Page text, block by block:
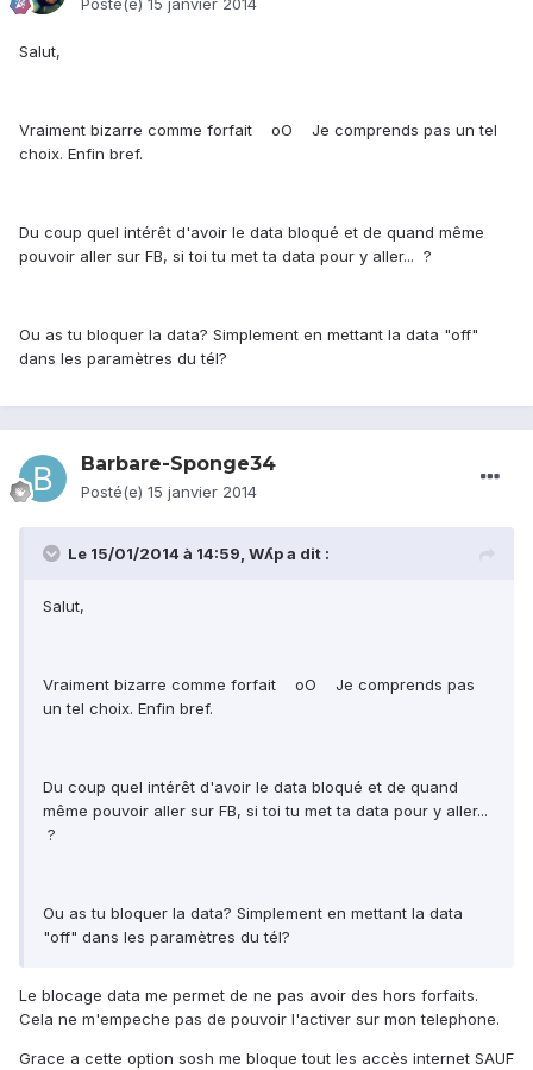
Posté(e) 15 janvier 2014
Salut,
Vraiment bizarre comme forfait oO Je comprends pas un tel
choix. Enfin bref.
Du coup quel intérêt d'avoir le data bloqué et de quand même
pouvoir aller sur FB, si toi tu met ta data pour y aller... ?
Ou as tu bloquer la data? Simplement en mettant la data "off"
dans les paramètres du tél?
Barbare-Sponge34
Posté(e) 15 janvier 2014
Le 15/01/2014 à 14:59, Wʎp a dit :
Salut,
Vraiment bizarre comme forfait oO Je comprends pas
un tel choix. Enfin bref.
Du coup quel intérêt d'avoir le data bloqué et de quand
même pouvoir aller sur FB, si toi tu met ta data pour y aller...
?
Ou as tu bloquer la data? Simplement en mettant la data
"off" dans les paramètres du tél?
Le blocage data me permet de ne pas avoir des hors forfaits.
Cela ne m'empeche pas de pouvoir l'activer sur mon telephone.
Grace a cette option sosh me bloque tout les accès internet SAUF